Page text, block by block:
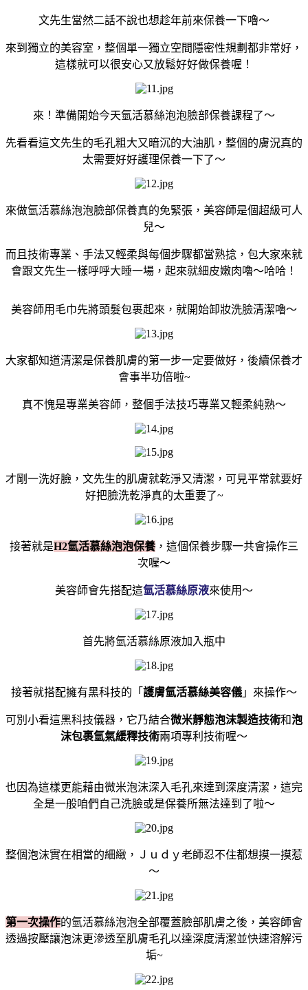
文先生當然二話不說也想趁年前來保養一下嚕～
來到獨立的美容室，整個單一獨立空間隱密性規劃都非常好，
這樣就可以很安心又放鬆好好做保養喔！
來！準備開始今天氫活慕絲泡泡臉部保養課程了～
先看看這文先生的毛孔粗大又暗沉的大油肌，整個的膚況真的
太需要好好護理保養一下了～
來做氫活慕絲泡泡臉部保養真的免緊張，美容師是個超級可人
兒～
而且技術專業、手法又輕柔與每個步驟都當熟捻，包大家來就
會跟文先生一樣呼呼大睡一場，起來就細皮嫩肉嚕～哈哈！
美容師用毛巾先將頭髮包裹起來，就開始卸妝洗臉清潔嚕～
大家都知道清潔是保養肌膚的第一步一定要做好，後續保養才
會事半功倍啦~
真不愧是專業美容師，整個手法技巧專業又輕柔純熟～
才剛一洗好臉，文先生的肌膚就乾淨又清潔，可見平常就要好
好把臉洗乾淨真的太重要了~
接著就是H2氫活慕絲泡泡保養 ，這個保養步驟一共會操作三
次喔～
美容師會先搭配這氫活慕絲原液來使用～
首先將氫活慕絲原液加入瓶中
接著就搭配擁有黑科技的「 護膚氫活慕絲美容儀 」來操作～
可別小看這黑科技儀器，它乃結合微米靜態泡沫製造技術和泡
沫包裹氫氣緩釋技術兩項專利技術喔～
也因為這樣更能藉由微米泡沫深入毛孔來達到深度清潔，這完
全是一般咱們自己洗臉或是保養所無法達到了啦～
整個泡沫實在相當的細緻，Ｊｕｄｙ老師忍不住都想摸一摸惹
～
第一次操作的氫活慕絲泡泡全部覆蓋臉部肌膚之後，美容師會
透過按壓讓泡沫更滲透至肌膚毛孔以達深度清潔並快速溶解污
垢~